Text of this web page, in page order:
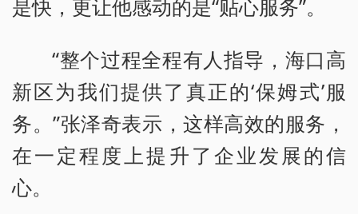
是快，更让他感动的是“贴心服务”。
“整个过程全程有人指导，海口高
新区为我们提供了真正的‘保姆式’服
务。”张泽奇表示，这样高效的服务，
在一定程度上提升了企业发展的信
心。